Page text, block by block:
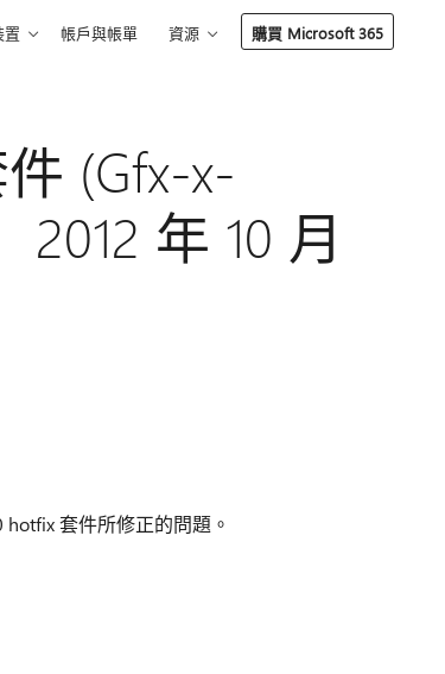
置 帳戶與帳單 資源 購買 Microsoft 365
(Gfx-x-
年 10 月
套件所修正的問題。